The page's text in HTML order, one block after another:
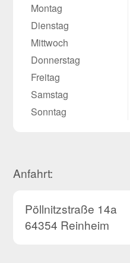
Montag
Dienstag
Mittwoch
Donnerstag
Freitag
Samstag
Sonntag
Anfahrt:
Pöllnitzstraße 14a
64354 Reinheim